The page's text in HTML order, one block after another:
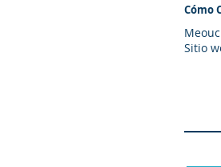
Cómo
Sitio